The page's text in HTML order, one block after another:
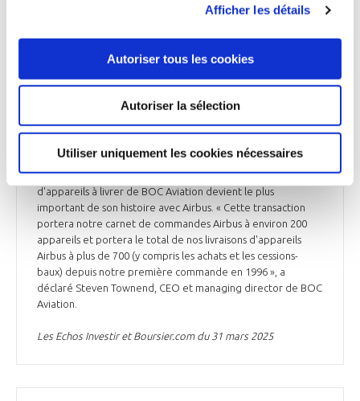
Afficher les détails
Autoriser tous les cookies
Autoriser la sélection
Utiliser uniquement les cookies nécessaires
50 à Boeing
Aviation indique avoir commandé 70 appareils de la famille
A320neo auprès d’Airbus* et 50 Boeing 737 Max 8 auprès de
2032 et celle des 737 Max 8 jusqu'en 2031, a ajouté BOC
Aviation. Avec cette commande, le carnet de commandes
d'appareils à livrer de BOC Aviation devient le plus
important de son histoire avec Airbus. « Cette transaction
portera notre carnet de commandes Airbus à environ 200
appareils et portera le total de nos livraisons d'appareils
Airbus à plus de 700 (y compris les achats et les cessions-
baux) depuis notre première commande en 1996 », a
déclaré Steven Townend, CEO et managing director de BOC
Aviation.
Les Echos Investir et Boursier.com du 31 mars 2025